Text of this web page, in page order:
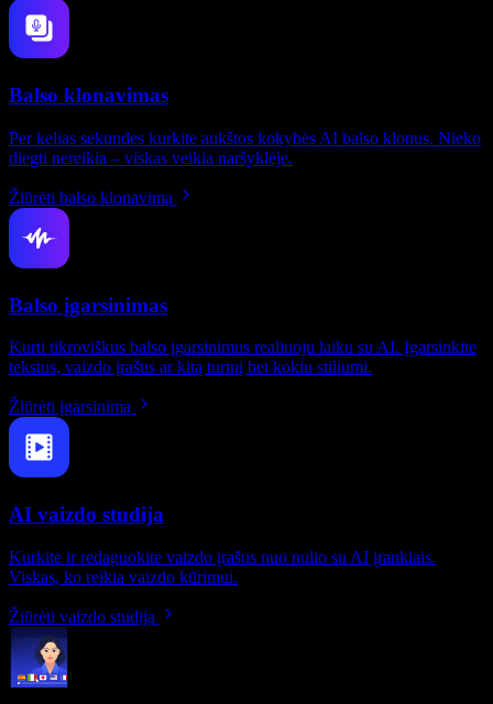
Balso klonavimas
Per kelias sekundes kurkite aukštos kokybės AI balso klonus. Nieko
diegti nereikia – viskas veikia naršyklėje.
Žiūrėti balso klonavimą
Balso įgarsinimas
Kurti tikroviškus balso įgarsinimus realiuoju laiku su AI. Įgarsinkite
tekstus, vaizdo įrašus ar kitą turinį bet kokiu stiliumi.
Žiūrėti įgarsinimą
AI vaizdo studija
Kurkite ir redaguokite vaizdo įrašus nuo nulio su AI įrankiais.
Viskas, ko reikia vaizdo kūrimui.
Žiūrėti vaizdo studiją